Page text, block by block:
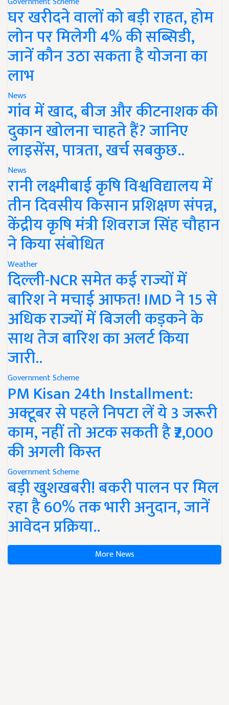
घर खरीदने वालों को बड़ी राहत, होम
लोन पर मिलेगी 4% की सब्सिडी,
जानें कौन उठा सकता है योजना का
लाभ
News
गांव में खाद, बीज और कीटनाशक की
दुकान खोलना चाहते हैं? जानिए
लाइसेंस, पात्रता, खर्च सबकुछ..
News
रानी लक्ष्मीबाई कृषि विश्वविद्यालय में
तीन दिवसीय किसान प्रशिक्षण संपन्न,
केंद्रीय कृषि मंत्री शिवराज सिंह चौहान
ने किया संबोधित
Weather
दिल्ली-NCR समेत कई राज्यों में
बारिश ने मचाई आफत! IMD ने 15 से
अधिक राज्यों में बिजली कड़कने के
साथ तेज बारिश का अलर्ट किया
जारी..
Government Scheme
PM Kisan 24th Installment:
अक्टूबर से पहले निपटा लें ये 3 जरूरी
काम, नहीं तो अटक सकती है ₹2,000
की अगली किस्त
Government Scheme
बड़ी खुशखबरी! बकरी पालन पर मिल
रहा है 60% तक भारी अनुदान, जानें
आवेदन प्रक्रिया..
More News